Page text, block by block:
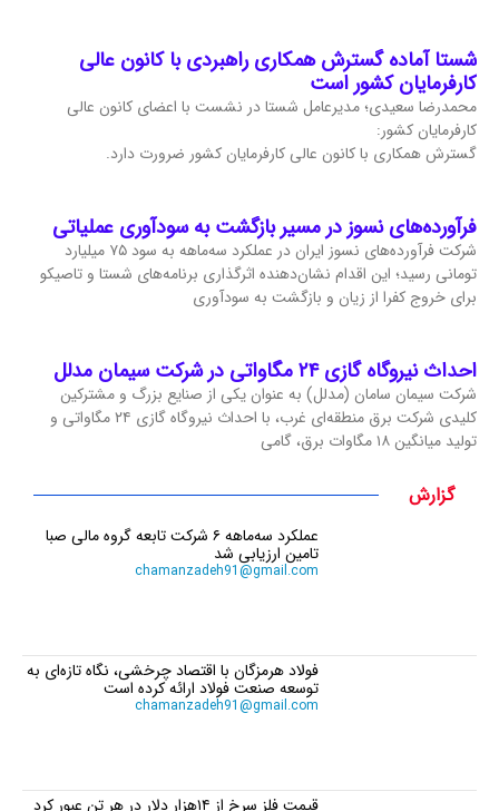
شستا آماده گسترش همکاری راهبردی با کانون عالی
کارفرمایان کشور است
محمدرضا سعیدی؛ مدیرعامل شستا در نشست با اعضای کانون عالی
کارفرمایان کشور:
گسترش همکاری با کانون عالی کارفرمایان کشور ضرورت دارد.
فرآورده‌های نسوز در مسیر بازگشت به سودآوری عملیاتی
شرکت فرآورده‌های نسوز ایران در عملکرد سه‌ماهه به سود ۷۵ میلیارد
تومانی رسید؛ این اقدام نشان‌دهنده اثرگذاری برنامه‌های شستا و تاصیکو
برای خروج کفرا از زیان و بازگشت به سودآوری
احداث نیروگاه گازی ۲۴ مگاواتی در شرکت سیمان مدلل
شرکت سیمان سامان (مدلل) به عنوان یکی از صنایع بزرگ و مشترکین
کلیدی شرکت برق منطقه‌ای غرب، با احداث نیروگاه گازی ۲۴ مگاواتی و
تولید میانگین ۱۸ مگاوات برق، گامی
گزارش
عملکرد سه‌ماهه ۶ شرکت‌ تابعه گروه مالی صبا
تامین ارزیابی شد
chamanzadeh91@gmail.com
فولاد هرمزگان با اقتصاد چرخشی، نگاه تازه‌ای به
توسعه صنعت فولاد ارائه کرده است
chamanzadeh91@gmail.com
قیمت فلز سرخ از ۱۴هزار دلار در هر تن عبور کرد